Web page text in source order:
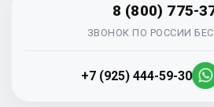
8 (800) 775-
ЗВОНОК ПО РОССИИ
+7 (925) 444-59-30